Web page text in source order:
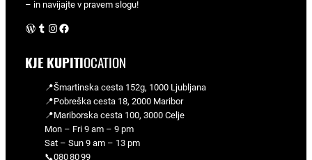
– in navijajte v pravem slogu!
WordPress Instagram Facebook
KJE KUPITIOCATION
📍Šmartinska cesta 152g, 1000 Ljubljana
📍Pobreška cesta 18, 2000 Maribor
📍Mariborska cesta 100, 3000 Celje
Mon – Fri 9 am – 9 pm
Sat – Sun 9 am – 13 pm
📞080 80 99